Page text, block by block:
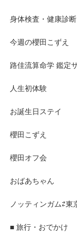
身体検査・健康診断
今週の櫻田こずえ
路佳流算命学 鑑定
人生初体験
お誕生日ステイ
櫻田こずえ
櫻田オフ会
おばあちゃん
ノッティンガム⇄東
■ 旅行・おでかけ